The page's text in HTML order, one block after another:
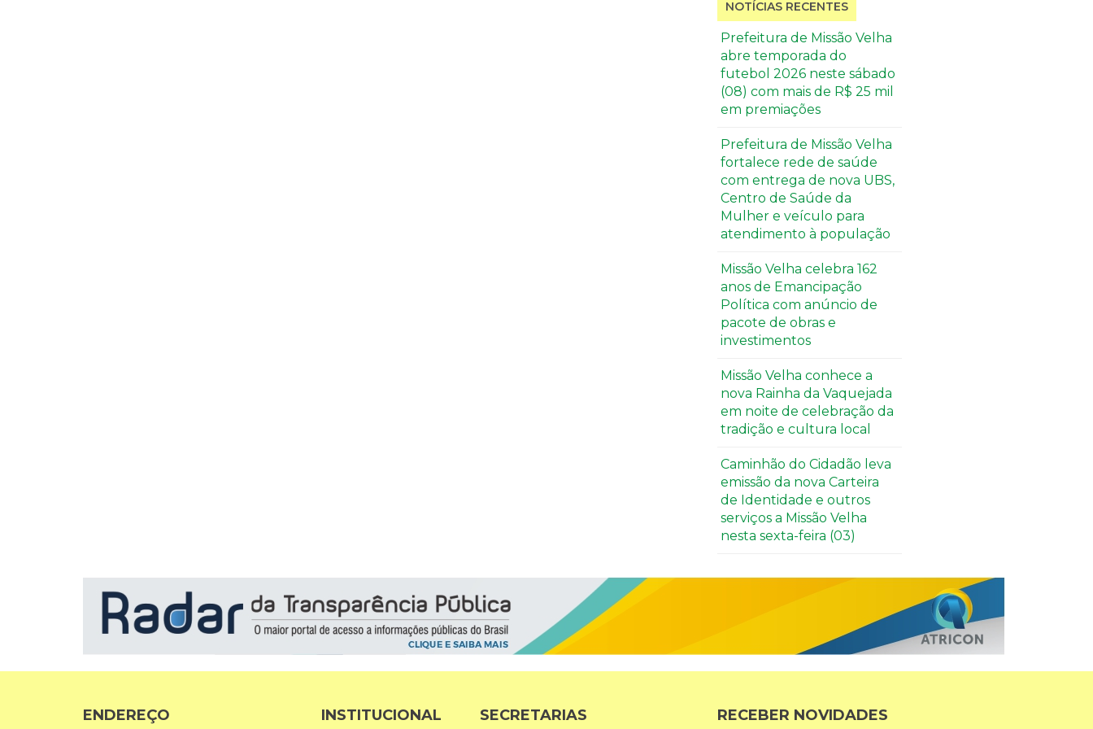
NOTÍCIAS RECENTES
Prefeitura de Missão Velha
abre temporada do
futebol 2026 neste sábado
(08) com mais de R$ 25 mil
em premiações
Prefeitura de Missão Velha
fortalece rede de saúde
com entrega de nova UBS,
Centro de Saúde da
Mulher e veículo para
atendimento à população
Missão Velha celebra 162
anos de Emancipação
Política com anúncio de
pacote de obras e
investimentos
Missão Velha conhece a
nova Rainha da Vaquejada
em noite de celebração da
tradição e cultura local
Caminhão do Cidadão leva
emissão da nova Carteira
de Identidade e outros
serviços a Missão Velha
nesta sexta-feira (03)
ENDEREÇO INSTITUCIONAL SECRETARIAS RECEBER NOVIDADES